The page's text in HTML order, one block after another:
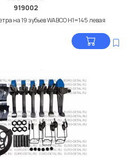
919002
на 19 зубьев WABCO H1=145 левая